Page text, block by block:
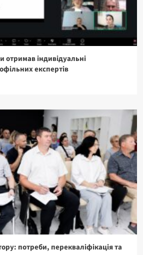
отримав індивідуальні
експертів
потреби, перекваліфікація та